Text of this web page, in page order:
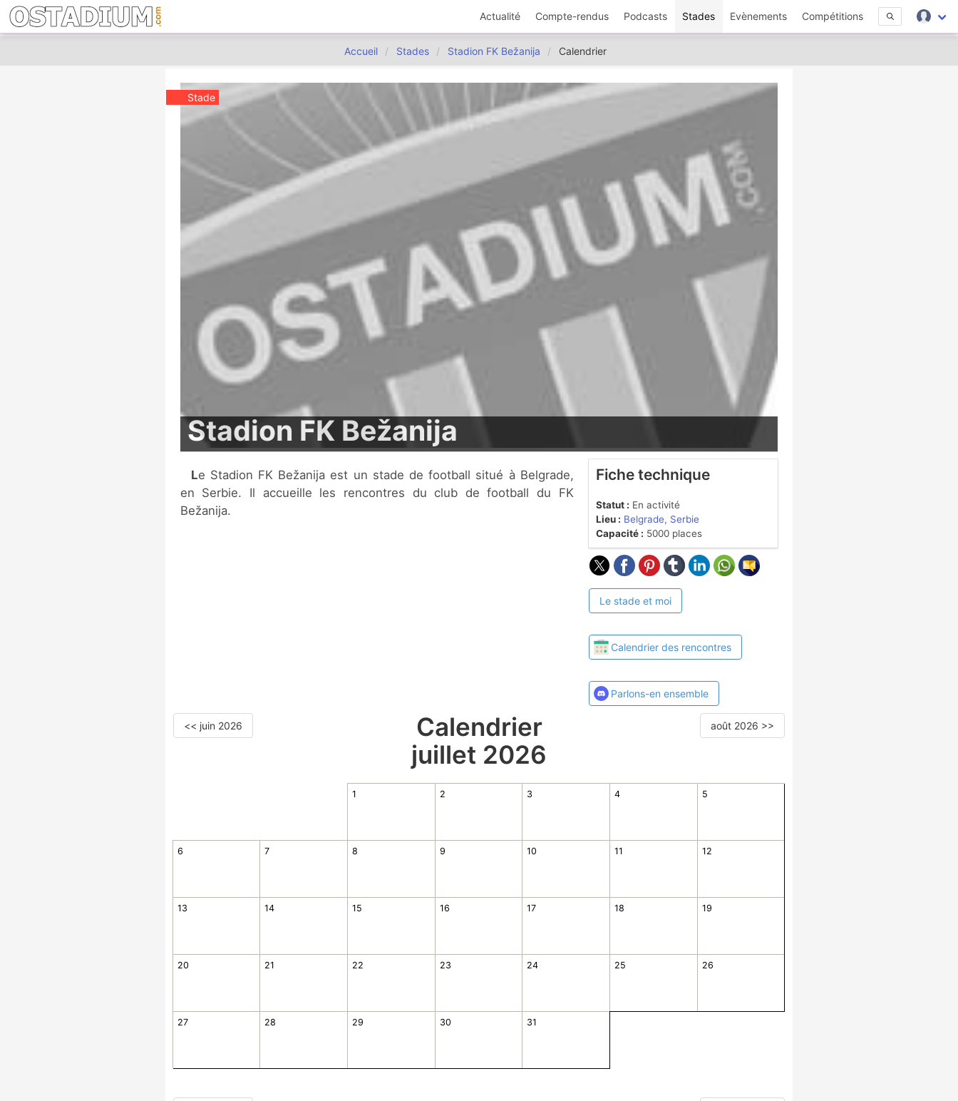
Actualité Compte-rendus Podcasts Stades Evènements Compétitions
Accueil Stades Stadion FK Bežanija Calendrier
Stade
Stadion FK Bežanija
Le Stadion FK Bežanija est un stade de football situé à Belgrade,
en Serbie. Il accueille les rencontres du club de football du FK
Bežanija.
Fiche technique
Statut : En activité
Lieu : Belgrade, Serbie
Capacité : 5000 places
Le stade et moi
Calendrier des rencontres
Parlons-en ensemble
Calendrier
juillet 2026
<< juin 2026 août 2026 >>
1 2 3 4 5
6 7 8 9 10 11 12
13 14 15 16 17 18 19
20 21 22 23 24 25 26
27 28 29 30 31